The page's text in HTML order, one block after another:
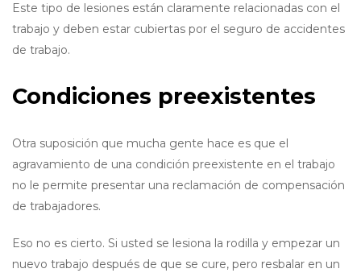
Este tipo de lesiones están claramente relacionadas con el
trabajo y deben estar cubiertas por el seguro de accidentes
de trabajo.
Condiciones preexistentes
Otra suposición que mucha gente hace es que el
agravamiento de una condición preexistente en el trabajo
no le permite presentar una reclamación de compensación
de trabajadores.
Eso no es cierto. Si usted se lesiona la rodilla y empezar un
nuevo trabajo después de que se cure, pero resbalar en un